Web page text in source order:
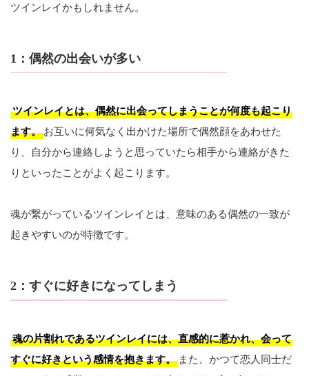
ツインレイかもしれません。
1：偶然の出会いが多い
ツインレイとは、偶然に出会ってしまうことが何度も起こり
ます。 お互いに何気なく出かけた場所で偶然顔をあわせた
り、自分から連絡しようと思っていたら相手から連絡がきた
りといったことがよく起こります。
魂が繋がっているツインレイとは、意味のある偶然の一致が
起きやすいのが特徴です。
2：すぐに好きになってしまう
魂の片割れであるツインレイには、直感的に惹かれ、会って
すぐに好きという感情を抱きます。 また、かつて恋人同士だ